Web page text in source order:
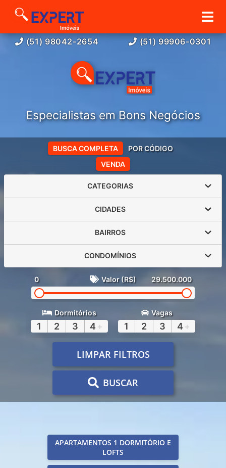
(51) 98042-2654 (51) 99906-0301
Especialistas em Bons Negócios
VENDA
BUSCA COMPLETA POR CÓDIGO
CATEGORIAS
CIDADES
BAIRROS
CONDOMÍNIOS
0 Valor (R$) 29.500.000
Dormitórios
1 2 3 4 +
Vagas
1 2 3 4 +
LIMPAR FILTROS
BUSCAR
APARTAMENTOS 1 DORMITÓRIO E
LOFTS